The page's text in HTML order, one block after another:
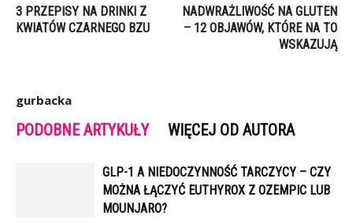
3 PRZEPISY NA DRINKI Z
KWIATÓW CZARNEGO BZU
NADWRAŻLIWOŚĆ NA GLUTEN
– 12 OBJAWÓW, KTÓRE NA TO
WSKAZUJĄ
gurbacka
PODOBNE ARTYKUŁY WIĘCEJ OD AUTORA
GLP-1 A NIEDOCZYNNOŚĆ TARCZYCY – CZY
MOŻNA ŁĄCZYĆ EUTHYROX Z OZEMPIC LUB
MOUNJARO?